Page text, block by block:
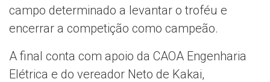
campo determinado a levantar o troféu e
encerrar a competição como campeão.
A final conta com apoio da CAOA Engenharia
Elétrica e do vereador Neto de Kakai,